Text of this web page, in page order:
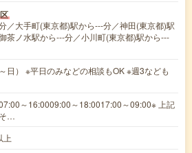
／大手町(東京都)駅から---分／神田(東京都)駅
茶ノ水駅から---分／小川町(東京都)駅から---
日） ※平日のみなどの相談もOK ※週3なども
07:00～16:0009:00～18:0017:00～09:00※ 上記
…
上